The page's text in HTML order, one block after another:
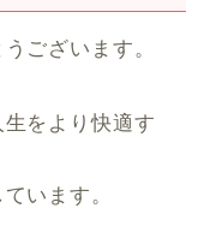
ございます。
をより快適す
います。